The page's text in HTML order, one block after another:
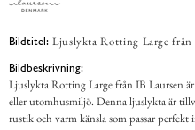
Bildtitel: Ljuslykta Rotting Large
Bildbeskrivning:
Ljuslykta Rotting Large från IB Laursen
eller utomhusmiljö. Denna ljuslykta är
rustik och varm känsla som passar